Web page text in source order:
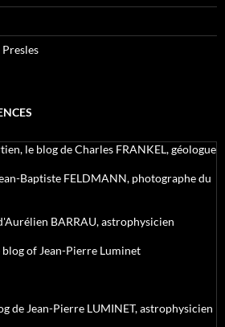
le blog de Charles FRANKEL, géologue
Baptiste FELDMANN, photographe du
BARRAU, astrophysicien
blog of Jean-Pierre Luminet
de Jean-Pierre LUMINET, astrophysicien